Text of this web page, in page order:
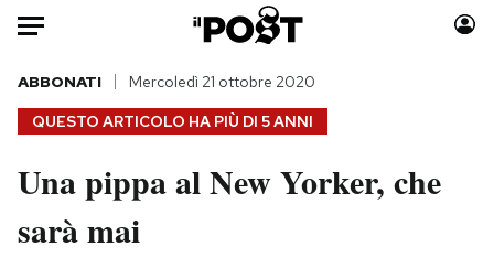
Auto
HOME
Italia
Politica
Moda
QUESTO ARTICOLO HA PIÙ DI 5 ANNI
ABBONATI Mercoledì 21 ottobre 2020
Una pippa al New Yorker, che
sarà mai